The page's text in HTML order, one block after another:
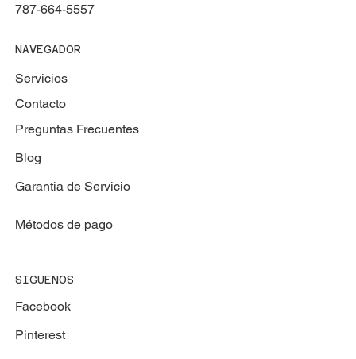
787-664-5557
NAVEGADOR
Servicios
Contacto
Preguntas Frecuentes
Blog
Garantia de Servicio
Métodos de pago
SIGUENOS
Facebook
Pinterest